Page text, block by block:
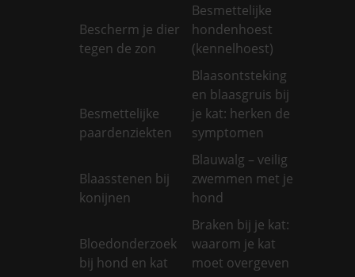
Bescherm je dier
tegen de zon
Besmettelijke
hondenhoest
(kennelhoest)
Besmettelijke
paardenziekten
Blaasontsteking
en blaasgruis bij
je kat: herken de
symptomen
Blaasstenen bij
konijnen
Blauwalg – veilig
zwemmen met je
hond
Bloedonderzoek
bij hond en kat
Braken bij je kat:
waarom je kat
moet overgeven